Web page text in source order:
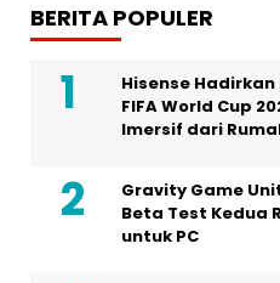
BERITA POPULER
Hisense
FIFA World Cup
Imersif dari
Gravity Game
Beta Test Kedua
untuk PC